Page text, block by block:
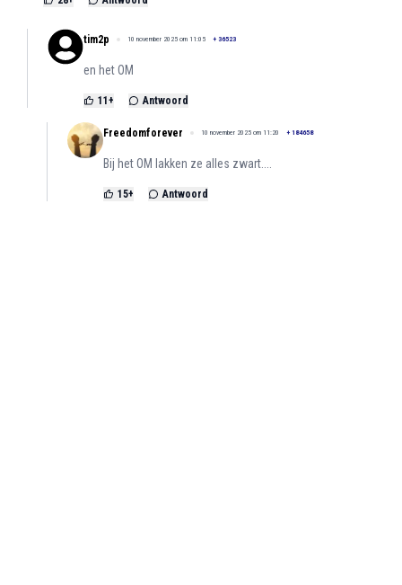
tim2p 10 november 2025 om 11:05 + 36523
en het OM
11 + Antwoord
Freedomforever 10 november 2025 om 11:20 + 184658
Bij het OM lakken ze alles zwart....
15+ Antwoord